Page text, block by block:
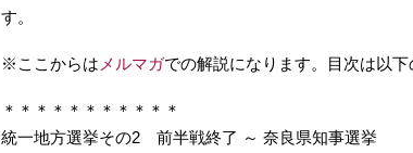
す。
※ここからは メルマガでの解説になります。目次は以下
＊＊＊＊＊＊＊＊＊＊＊
統一地方選挙その2 前半戦終了 ～ 奈良県知事選挙